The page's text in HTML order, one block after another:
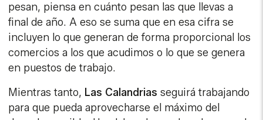
pesan, piensa en cuánto pesan las que llevas a
final de año. A eso se suma que en esa cifra se
incluyen lo que generan de forma proporcional los
comercios a los que acudimos o lo que se genera
en puestos de trabajo.
Mientras tanto, Las Calandriasseguirá trabajando
para que pueda aprovecharse el máximo del